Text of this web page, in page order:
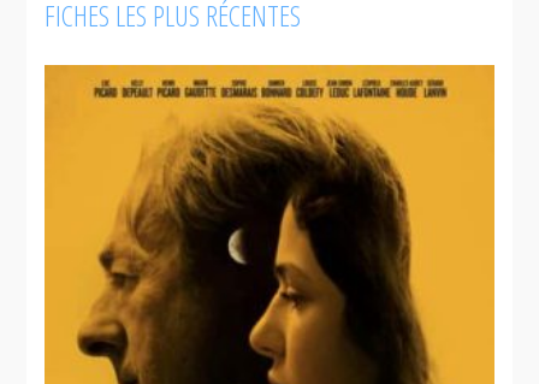
la vidéo, du
câble ou du
Blind Terror
FICHES LES PLUS RÉCENTES